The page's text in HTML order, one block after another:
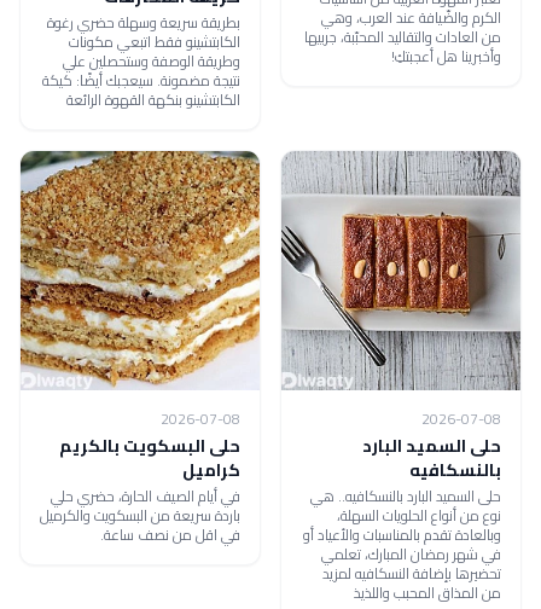
الكرم والضّيافة عند العرب، وهي
من العادات والتقاليد المحبّبة، جربيها
وأخبرينا هل أعجبتكِ!
بطريقة سريعة وسهلة حضري رغوة
الكابتشينو فقط اتبعي مكونات
وطريقة الوصفة وستحصلين علي
نتيجة مضمونة. سيعجبك أيضًا: كيكة
الكابتشينو بنكهة القهوة الرائعة
2026-07-08
حلى السميد البارد
بالنسكافيه
حلى السميد البارد بالنسكافيه.. هي
نوع من أنواع الحلويات السهلة،
وبالعادة تقدم بالمناسبات والأعياد أو
في شهر رمضان المبارك، تعلمي
تحضيرها بإضافة النسكافيه لمزيد
من المذاق المحبب واللذيذ
2026-07-08
حلى البسكويت بالكريم
كراميل
في أيام الصيف الحارة، حضري حلي
باردة سريعة من البسكويت والكرميل
في اقل من نصف ساعة.